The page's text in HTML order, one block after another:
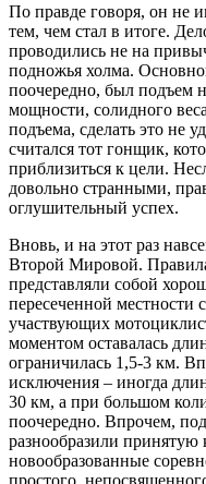
По правде говоря, он не
тем, чем стал в итоге.
проводились не на
подножья холма.
поочередно, был подъем
мощности, солидного
подъема, сделать это не
считался тот гонщик,
приблизиться к цели.
довольно странными,
оглушительный успех.
Вновь, и на этот раз
Второй Мировой.
представляли собой
пересеченной местности
участвующих
моментом оставалась
ограничилась 1,5-3 км.
исключения – иногда
30 км, а при большом
поочередно. Впрочем,
разнообразили
новообразованные
простого,